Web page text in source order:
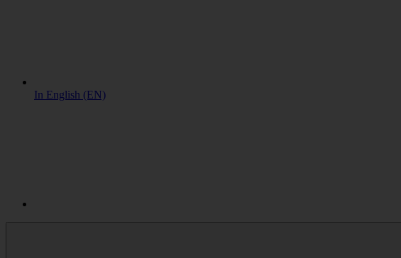
In English (EN)